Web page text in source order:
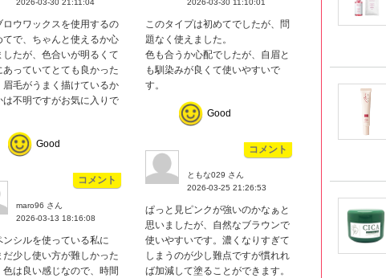
2026-03-30 21:11:04
ロウワックスを使用するの
てで、ちゃんと使えるか心
したが、色合いが明るくて
あっていてとても良かった
眉毛がうまく描けているか
は不明ですがお気に入りで
Good
2026-03-30 11:10:01
このタイプは初めてでしたが、問
題なく使えました。
色も合うか心配でしたが、自眉と
も馴染みが良くて使いやすいで
す。
Good
コメント
ともな029 さん
2026-03-25 21:26:53
ぱっと見ピンクが強いのかなぁと
思いましたが、自然なブラウンで
使いやすいです。濃くなりすぎて
しまうのが少し難点ですが慣れれ
ば加減して塗ることができます。
コメント
maro96 さん
2026-03-13 18:16:08
ンシルを使っている私に
だ少し使い方が難しかった
色は良い感じなので、時間